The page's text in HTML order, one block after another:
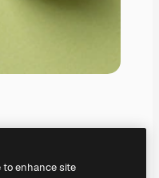
to enhance site